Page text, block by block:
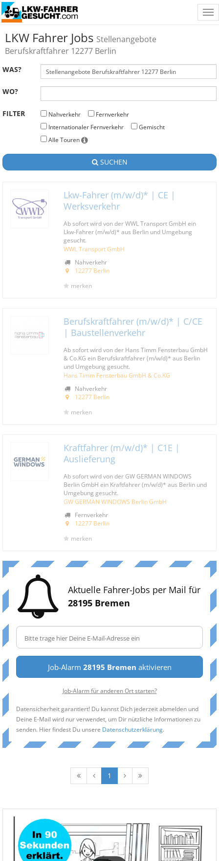
LKW Fahrer Jobs Stellenangebote
Berufskraftfahrer 12277 Berlin
WAS?
WO?
FILTER Nahverkehr
Fernverkehr
Internationaler Fernverkehr
Gemischt
Alle Touren
SUCHEN
Lkw-Fahrer (m/w/d)* | CE |
Werksverkehr
Ab sofort wird von der WWL Transport GmbH ein
Lkw-Fahrer (m/w/d)* aus Berlin und Umgebung
gesucht.
WWL Transport GmbH
Nahverkehr
12277 Berlin
merken
Berufskraftfahrer (m/w/d)* | C/CE
| Baustellenverkehr
Ab sofort wird von der Hans Timm Fensterbau GmbH
& Co.KG ein Berufskraftfahrer (m/w/d)* aus Berlin
und Umgebung gesucht.
Hans Timm Fensterbau GmbH & Co.KG
Nahverkehr
12277 Berlin
merken
Kraftfahrer (m/w/d)* | C1E |
Auslieferung
Ab sofort wird von der GW GERMAN WINDOWS
Berlin GmbH ein Kraftfahrer (m/w/d)* aus Berlin und
Umgebung gesucht.
GW GERMAN WINDOWS Berlin GmbH
Fernverkehr
12277 Berlin
merken
Aktuelle Fahrer-Jobs per Mail für
28195 Bremen
Job-Alarm 28195 Bremen aktivieren
Job-Alarm für anderen Ort starten?
Datensicherheit garantiert! Du kannst Dich jederzeit abmelden und
Deine E-Mail wird nur verwendet, um Dir nützliche Informationen zu
senden. Hier findest Du unsere Datenschutzerklärung.
1